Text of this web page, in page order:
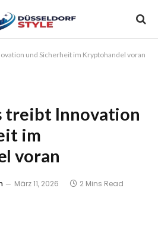
und Sicherheit im Kryptohandel voran
treibt Innovation
im
voran
März 11, 2026 2 Mins Read